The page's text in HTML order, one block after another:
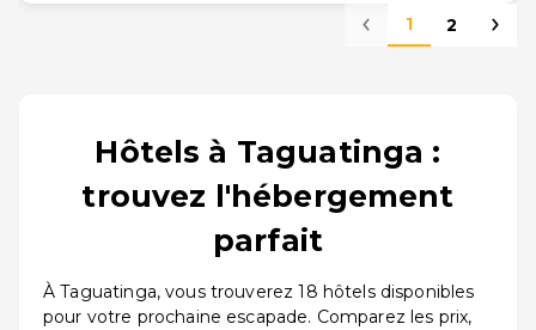
1 2
Hôtels à Taguatinga :
trouvez l'hébergement
parfait
À Taguatinga, vous trouverez 18 hôtels disponibles
pour votre prochaine escapade. Comparez les prix,